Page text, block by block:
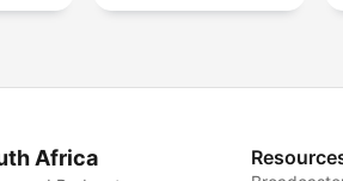
Africa